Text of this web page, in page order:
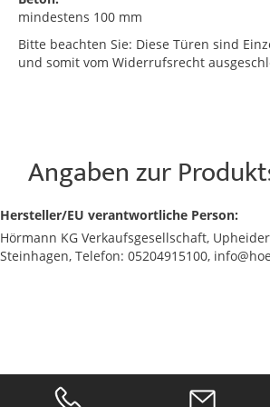
mindestens 100 mm
Bitte beachten Sie: Diese Türen sind
und somit vom Widerrufsrecht
Angaben zur
Hersteller/EU verantwortliche Person:
Hörmann KG Verkaufsgesellschaft,
Steinhagen, Telefon: 05204915100,